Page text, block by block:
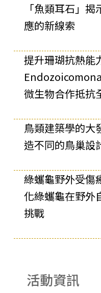
「魚類耳石」
應的新線索
提升珊瑚抗熱能
微生物合作抵抗
鳥類建築學的大
造不同的鳥巢設
綠蠵龜野外受傷
化綠蠵龜在野外
挑戰
活動資訊